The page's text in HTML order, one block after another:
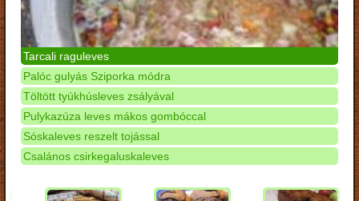
Tarcali raguleves
Palóc gulyás Sziporka módra
Töltött tyúkhúsleves zsályával
Pulykazúza leves mákos gombóccal
Sóskaleves reszelt tojással
Csalános csirkegaluskaleves